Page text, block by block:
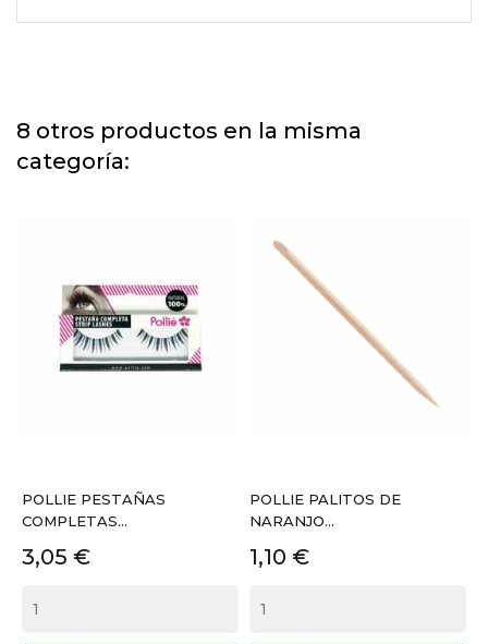
8 otros productos en la misma
categoría:
POLLIE PESTAÑAS
COMPLETAS...
Precio
3,05 €
POLLIE PALITOS DE
NARANJO...
Precio
1,10 €